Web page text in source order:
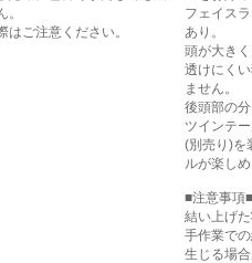
ご注意ください。
フェイス
あり。
頭が大き
透けにく
ません。
後頭部の
ツインテ
(別売り)を
ルが楽し
■注意事項■
結い上げ
手作業で
生じる場